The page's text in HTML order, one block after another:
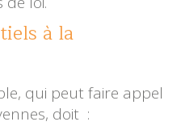
à la
qui peut faire appel
doit :